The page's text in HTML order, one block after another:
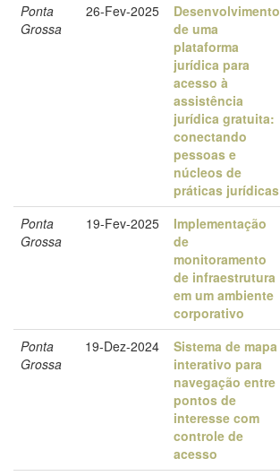
Ponta
Grossa
26-Fev-2025
Desenvolvimento
de uma
plataforma
jurídica para
acesso à
assistência
jurídica gratuita:
conectando
pessoas e
núcleos de
práticas jurídicas
Ponta
Grossa
19-Fev-2025
Implementação
de
monitoramento
de infraestrutura
em um ambiente
corporativo
Ponta
Grossa
19-Dez-2024
Sistema de mapa
interativo para
navegação entre
pontos de
interesse com
controle de
acesso